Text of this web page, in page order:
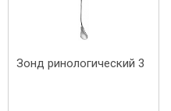
Зонд ринологический 3